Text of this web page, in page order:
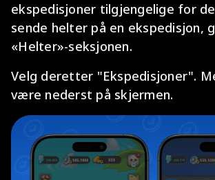
ekspedisjoner tilgjengelige for
sende helter på en ekspedisjon,
«Helter»-seksjonen.
Velg deretter "Ekspedisjoner".
være nederst på skjermen.